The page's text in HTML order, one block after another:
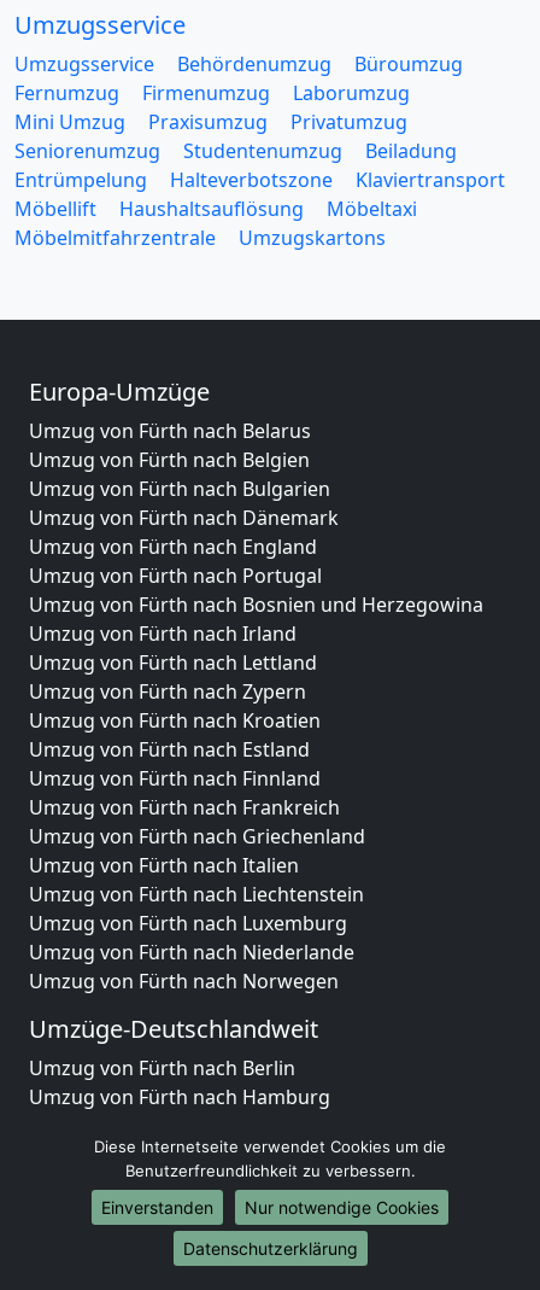
Umzugsservice
Umzugsservice Behördenumzug
Büroumzug
Fernumzug
Firmenumzug
Laborumzug
Mini Umzug
Praxisumzug
Privatumzug
Seniorenumzug
Studentenumzug
Beiladung
Entrümpelung
Halteverbotszone
Klaviertransport
Möbellift
Haushaltsauflösung
Möbeltaxi
Möbelmitfahrzentrale
Umzugskartons
Europa-Umzüge
Umzug von Fürth nach Belarus
Umzug von Fürth nach Belgien
Umzug von Fürth nach Bulgarien
Umzug von Fürth nach Dänemark
Umzug von Fürth nach England
Umzug von Fürth nach Portugal
Umzug von Fürth nach Bosnien und Herzegowina
Umzug von Fürth nach Irland
Umzug von Fürth nach Lettland
Umzug von Fürth nach Zypern
Umzug von Fürth nach Kroatien
Umzug von Fürth nach Estland
Umzug von Fürth nach Finnland
Umzug von Fürth nach Frankreich
Umzug von Fürth nach Griechenland
Umzug von Fürth nach Italien
Umzug von Fürth nach Liechtenstein
Umzug von Fürth nach Luxemburg
Umzug von Fürth nach Niederlande
Umzug von Fürth nach Norwegen
Umzüge-Deutschlandweit
Umzug von Fürth nach Berlin
Umzug von Fürth nach Hamburg
Umzug von Fürth nach Köln
Umzug von Fürth nach Frankfurt am Main
Umzug von Fürth nach Stuttgart
Umzug von Fürth nach Düsseldorf
Umzug von Fürth nach Leipzig
Diese Internetseite verwendet Cookies um die
Benutzerfreundlichkeit zu verbessern.
Einverstanden
Nur notwendige Cookies
Datenschutzerklärung